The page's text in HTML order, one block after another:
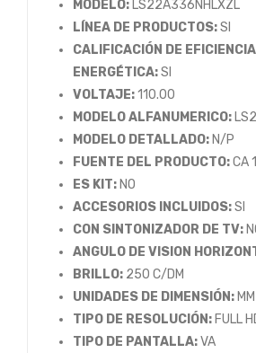
MODELO: LS22A336NHLXZL
LÍNEA DE PRODUCTOS:SI
CALIFICACIÓN DE EFICIENCIA
ENERGÉTICA:SI
VOLTAJE:110.00
MODELO ALFANUMERICO:
MODELO DETALLADO: N/P
FUENTE DEL PRODUCTO:CA
ES KIT: NO
ACCESORIOS INCLUIDOS:SI
CON SINTONIZADOR DE TV:
ANGULO DE VISION
BRILLO: 250 C/DM
UNIDADES DE DIMENSIÓN: MM
TIPO DE RESOLUCIÓN: FULL
TIPO DE PANTALLA:VA